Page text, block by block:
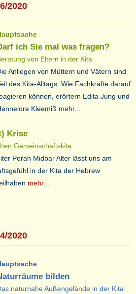
2020
ich Sie mal was fragen?
von Eltern in der Kita
Anliegen von Müttern und Vätern sind
des Kita-Alltags. Wie Fachkräfte darauf
können, erörtern Edita Jung und
Kleemiß mehr...
Krise
Gemeinschaftskita
Perah Midbar Alter lässt uns am
in der Kita der Hebrew
mehr...
2020
bilden
naturnahe Außengelände in der Kita